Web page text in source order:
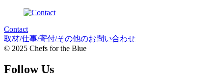
Contact
取材/仕事/寄付/その他のお問い合わせ
© 2025 Chefs for the Blue
Follow Us